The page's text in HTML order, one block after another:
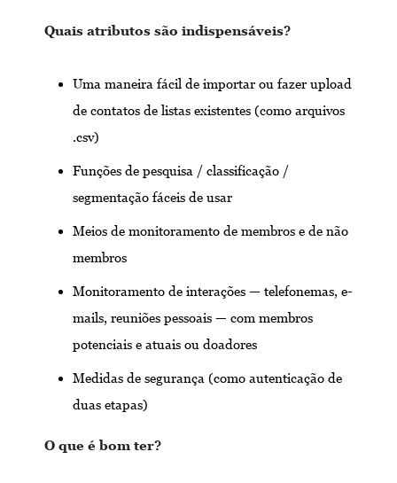
Quais atributos são indispensáveis?
Uma maneira fácil de importar ou fazer upload
de contatos de listas existentes (como arquivos
.csv)
Funções de pesquisa / classificação /
segmentação fáceis de usar
Meios de monitoramento de membros e de não
membros
Monitoramento de interações — telefonemas, e-
mails, reuniões pessoais — com membros
potenciais e atuais ou doadores
Medidas de segurança (como autenticação de
duas etapas)
O que é bom ter?